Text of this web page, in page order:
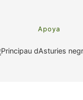
Apoya